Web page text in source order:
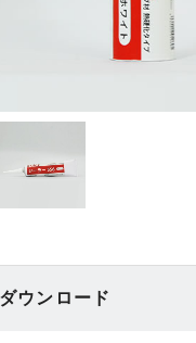
ウンロード